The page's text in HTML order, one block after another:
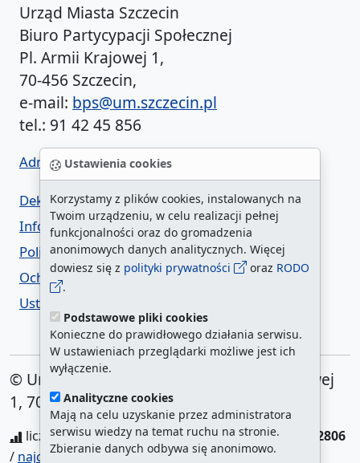
Ustawienia cookies
Korzystamy z plików cookies, instalowanych na
Twoim urządzeniu, w celu realizacji pełnej
funkcjonalności oraz do gromadzenia
anonimowych danych analitycznych. Więcej
dowiesz się z polityki prywatności oraz RODO
.
Podstawowe pliki cookies
Konieczne do prawidłowego działania serwisu.
W ustawieniach przeglądarki możliwe jest ich
wyłączenie.
Analityczne cookies
Mają na celu uzyskanie przez administratora
serwisu wiedzy na temat ruchu na stronie.
Zbieranie danych odbywa się anonimowo.
Urząd Miasta Szczecin
Biuro Partycypacji Społecznej
Pl. Armii Krajowej 1,
70-456 Szczecin,
e-mail: bps@um.szczecin.pl
tel.: 91 42 45 856
Administrator BIP UM
Deklaracja dostępności
Informacja o urzędzie w ETR
Polityka prywatności
Ochrona danych osobowych
Ustawienia cookies
© Urząd Miasta Szczecin. Plac Armii Krajowej
1, 70-456 Szczecin
liczba wyświetleń:3404164/ aktualna strona:
132806
/ najczęściej odwiedzane strony